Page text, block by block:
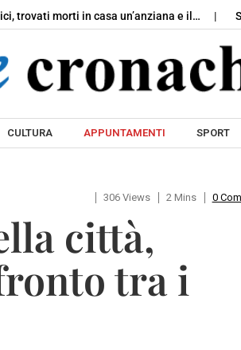
morti in casa un’anziana e il…
Skip to content
CULTURA APPUNTAMENTI SPORT
306 Views 2 Mins 0
città,
tra i